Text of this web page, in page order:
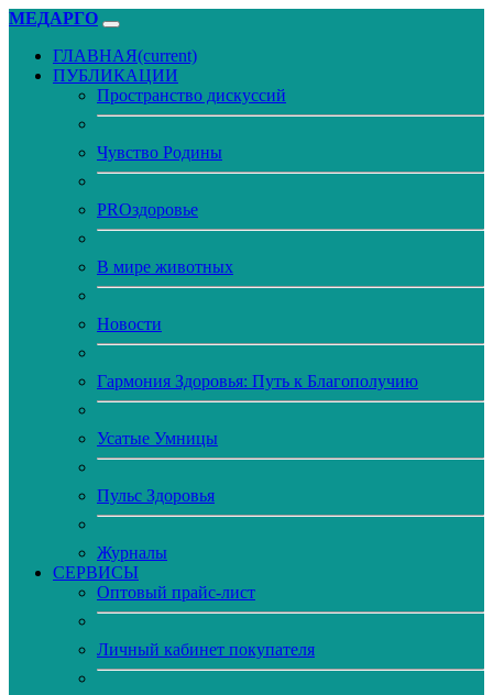
МЕДАРГО
ГЛАВНАЯ(current)
ПУБЛИКАЦИИ
Пространство дискуссий
Чувство Родины
PROздоровье
В мире животных
Новости
Гармония Здоровья: Путь к Благополучию
Усатые Умницы
Пульс Здоровья
Журналы
CЕРВИСЫ
Оптовый прайс-лист
Личный кабинет покупателя